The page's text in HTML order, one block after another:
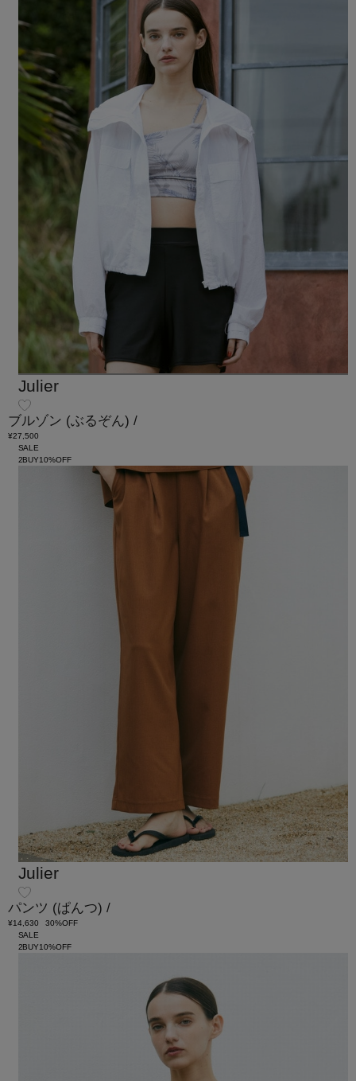
Julier
ブルゾン (ぶるぞん) /
¥27,500
SALE
2BUY10%OFF
Julier
パンツ (ぱんつ) /
¥14,630
30%OFF
SALE
2BUY10%OFF